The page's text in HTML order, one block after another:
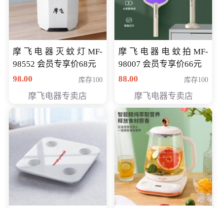
摩飞电器灭蚊灯MF-
98552 会员专享价68元
98.00
库存100
摩飞电器专卖店
摩飞电器电蚊拍MF-
98007 会员专享价66元
88.00
库存100
摩飞电器专卖店